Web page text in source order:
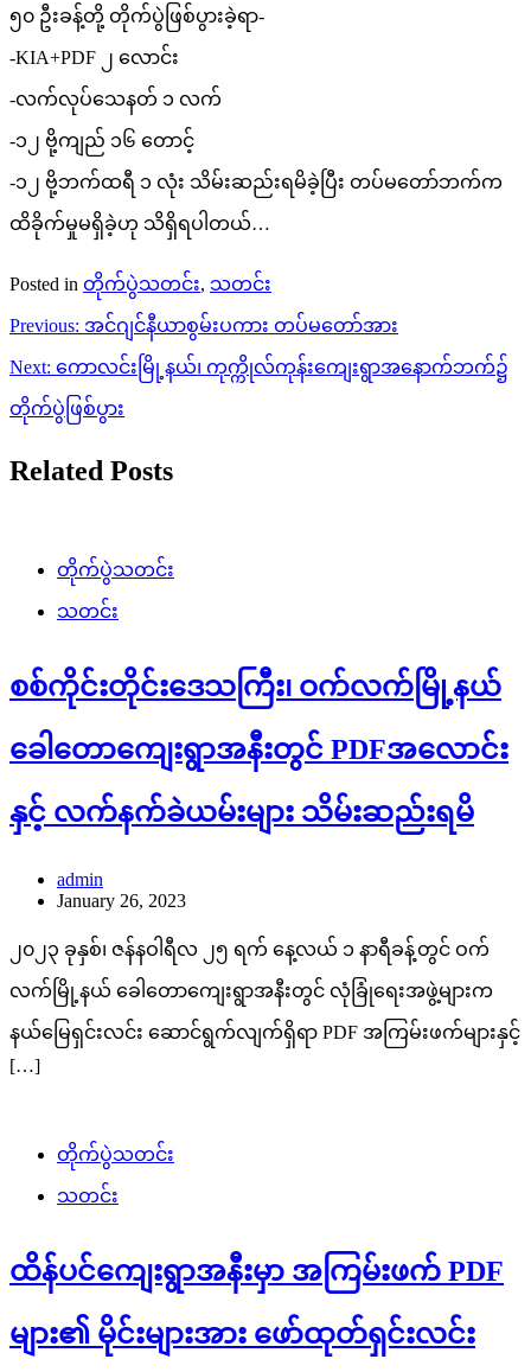
၅၀ ဦးခန့်တို့ တိုက်ပွဲဖြစ်ပွားခဲ့ရာ-
-KIA+PDF ၂ လောင်း
-လက်လုပ်သေနတ် ၁ လက်
-၁၂ ဗို့ကျည် ၁၆ တောင့်
-၁၂ ဗို့ဘက်ထရီ ၁ လုံး သိမ်းဆည်းရမိခဲ့ပြီး တပ်မတော်ဘက်က
ထိခိုက်မှုမရှိခဲ့ဟု သိရှိရပါတယ်…
Posted in တိုက်ပွဲသတင်း, သတင်း
Post
navigation
Previous: အင်ဂျင်နီယာစွမ်းပကား တပ်မတော်အား
Next: ကောလင်းမြို့နယ်၊ ကုက္ကိုလ်ကုန်းကျေးရွာအနောက်ဘက်၌
တိုက်ပွဲဖြစ်ပွား
Related Posts
တိုက်ပွဲသတင်း
သတင်း
စစ်ကိုင်းတိုင်းဒေသကြီး၊ ဝက်လက်မြို့နယ်
ခေါတောကျေးရွာအနီးတွင် PDFအလောင်း
နှင့် လက်နက်ခဲယမ်းများ သိမ်းဆည်းရမိ
admin
January 26, 2023
၂၀၂၃ ခုနှစ်၊ ဇန်နဝါရီလ ၂၅ ရက် နေ့လယ် ၁ နာရီခန့်တွင် ဝက်
လက်မြို့နယ် ခေါတောကျေးရွာအနီးတွင် လုံခြုံရေးအဖွဲ့များက
နယ်မြေရှင်းလင်း ဆောင်ရွက်လျက်ရှိရာ PDF အကြမ်းဖက်များနှင့်
[…]
တိုက်ပွဲသတင်း
သတင်း
ထိန်ပင်ကျေးရွာအနီးမှာ အကြမ်းဖက် PDF
များ၏ မိုင်းများအား ဖော်ထုတ်ရှင်းလင်း